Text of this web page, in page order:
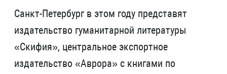
Санкт-Петербург в этом году представят
издательство гуманитарной литературы
«Скифия», центральное экспортное
издательство «Аврора» с книгами по